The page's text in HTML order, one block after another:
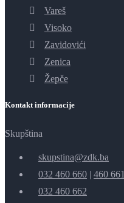
Vareš
Visoko
Zavidovići
Zenica
Žepče
Kontakt informacije
Skupština
skupstina@zdk.ba
032 460 660 | 460 661
032 460 662